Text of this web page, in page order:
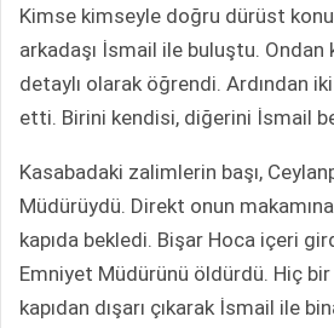
Kimse kimseyle doğru dürüst
arkadaşı İsmail ile buluştu. Ondan
detaylı olarak öğrendi. Ardından
etti. Birini kendisi, diğerini İsmail
Kasabadaki zalimlerin başı,
Müdürüydü. Direkt onun
kapıda bekledi. Bişar Hoca içeri
Emniyet Müdürünü öldürdü. Hiç
kapıdan dışarı çıkarak İsmail ile